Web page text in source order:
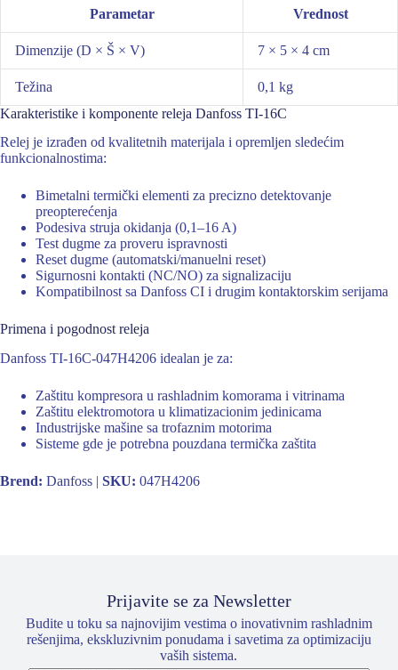
Parametar Vrednost
Dimenzije (D × Š × V) 7 × 5 × 4 cm
Težina
0,1 kg
Karakteristike i komponente releja Danfoss TI-16C
Relej je izrađen od kvalitetnih materijala i opremljen sledećim
funkcionalnostima:
Bimetalni termički elementi za precizno detektovanje
preopterećenja
Podesiva struja okidanja (0,1–16 A)
Test dugme za proveru ispravnosti
Reset dugme (automatski/manuelni reset)
Sigurnosni kontakti (NC/NO) za signalizaciju
Kompatibilnost sa Danfoss CI i drugim kontaktorskim serijama
Primena i pogodnost releja
Danfoss TI-16C-047H4206 idealan je za:
Zaštitu kompresora u rashladnim komorama i vitrinama
Zaštitu elektromotora u klimatizacionim jedinicama
Industrijske mašine sa trofaznim motorima
Sisteme gde je potrebna pouzdana termička zaštita
Brend: Danfoss | SKU: 047H4206
Prijavite se za Newsletter
Budite u toku sa najnovijim vestima o inovativnim rashladnim
rešenjima, ekskluzivnim ponudama i savetima za optimizaciju
vaših sistema.